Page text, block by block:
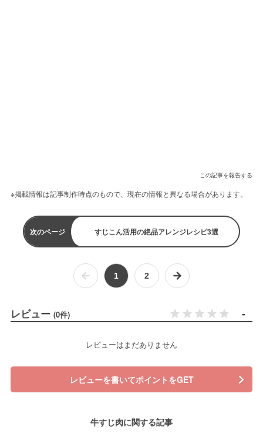
この記事を報告する
※掲載情報は記事制作時点のもので、現在の情報と異なる場合があります。
次のページ すじこん活用の絶品アレンジレシピ3選
1 2
レビュー (0件) -
レビューはまだありません
レビューを書いてポイントをGET
牛すじ肉に関する記事